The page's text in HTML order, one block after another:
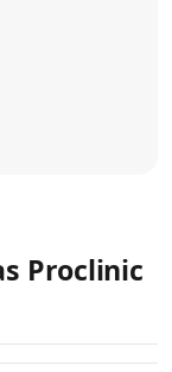
Proclinic